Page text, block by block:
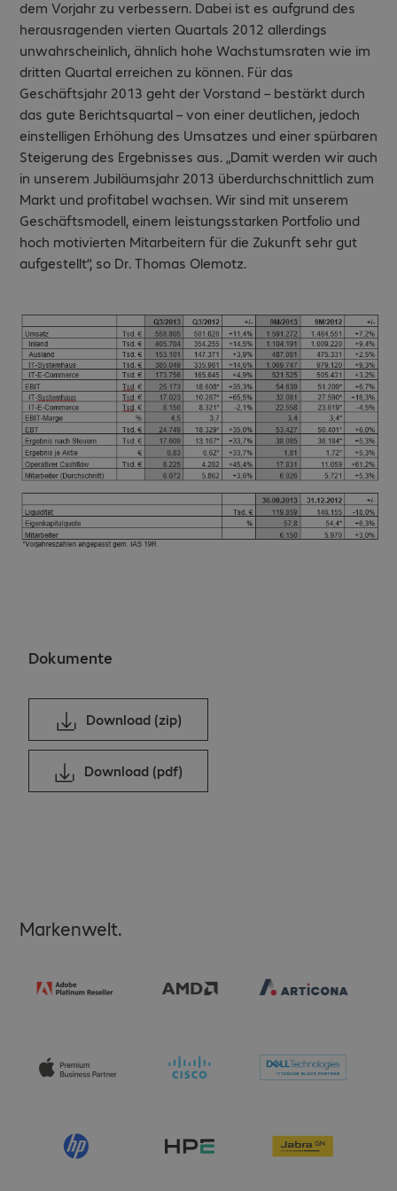
dem Vorjahr zu verbessern. Dabei ist es aufgrund des
herausragenden vierten Quartals 2012 allerdings
unwahrscheinlich, ähnlich hohe Wachstumsraten wie im
dritten Quartal erreichen zu können. Für das
Geschäftsjahr 2013 geht der Vorstand – bestärkt durch
das gute Berichtsquartal – von einer deutlichen, jedoch
einstelligen Erhöhung des Umsatzes und einer spürbaren
Steigerung des Ergebnisses aus. „Damit werden wir auch
in unserem Jubiläumsjahr 2013 überdurchschnittlich zum
Markt und profitabel wachsen. Wir sind mit unserem
Geschäftsmodell, einem leistungsstarken Portfolio und
hoch motivierten Mitarbeitern für die Zukunft sehr gut
aufgestellt“, so Dr. Thomas Olemotz.
Dokumente
Download (zip)
Download (pdf)
Markenwelt.